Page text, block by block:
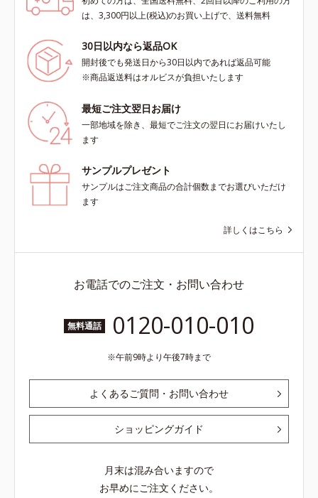
は、3,300円以上(税込)のお買い上げで、送料無料
30日以内なら返品OK
開封後でも発送日から30日以内であれば返品可能
※商品返送料はオルビスが負担いたします
最短ご注文翌日お届け
一部地域を除き、最短でご注文の翌日にお届けいたし
ます
サンプルプレゼント
サンプルはご注文商品の合計個数までお選びいただけ
ます
詳しくはこちら
お電話でのご注文・お問い合わせ
無料通話 0120-010-010
午前9時より午後7時まで
よくあるご質問・お問い合わせ
ショッピングガイド
月末は混み合いますので
お早めにご注文ください。